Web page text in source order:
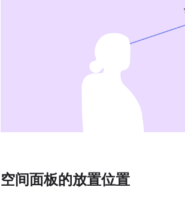
空间面板的放置位置